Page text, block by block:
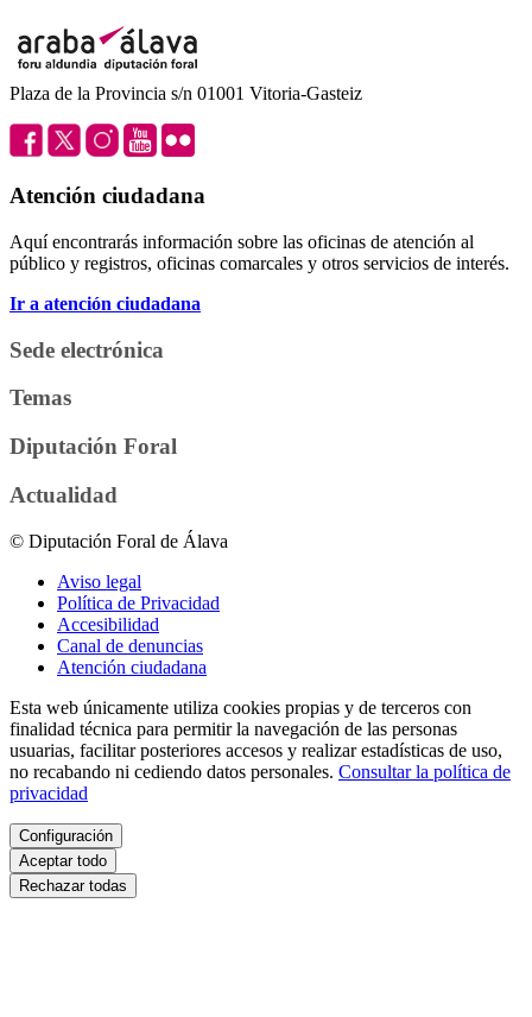
Plaza de la Provincia s/n 01001 Vitoria-Gasteiz
Atención ciudadana
Aquí encontrarás información sobre las oficinas de atención al
público y registros, oficinas comarcales y otros servicios de interés.
Ir a atención ciudadana
Sede electrónica
Temas
Diputación Foral
Actualidad
© Diputación Foral de Álava
Aviso legal
Política de Privacidad
Accesibilidad
Canal de denuncias
Atención ciudadana
Esta web únicamente utiliza cookies propias y de terceros con
finalidad técnica para permitir la navegación de las personas
usuarias, facilitar posteriores accesos y realizar estadísticas de uso,
no recabando ni cediendo datos personales. Consultar la política de
privacidad
Configuración
Aceptar todo
Rechazar todas